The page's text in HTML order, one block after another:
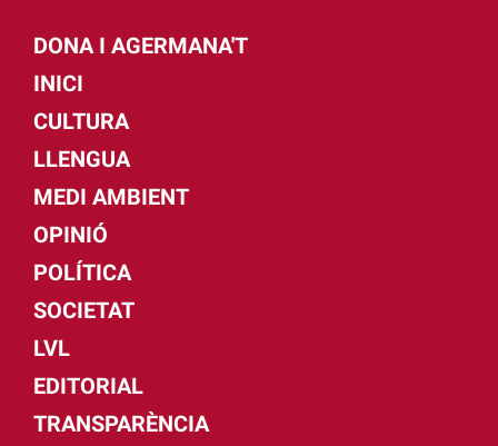
DONA I AGERMANA'T
INICI
CULTURA
LLENGUA
MEDI AMBIENT
OPINIÓ
POLÍTICA
SOCIETAT
LVL
EDITORIAL
TRANSPARÈNCIA